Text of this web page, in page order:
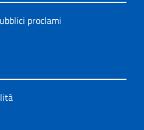
proclami